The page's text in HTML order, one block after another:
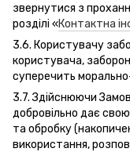
звернутися з
розділі «Контактна
3.6. Користувачу
користувача,
суперечить
3.7. Здійснюючи
добровільно дає
та обробку
використання,